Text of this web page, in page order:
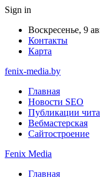
Sign in
Воскресенье, 9
Контакты
Карта
fenix-media.by
Главная
Новости SEO
Публикации
Вебмастерская
Сайтостроение
Fenix Media
Главная